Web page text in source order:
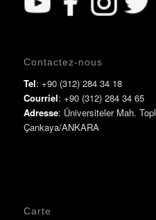
Contactez-nous
Tel: +90 (312) 284 34 18
Courriel: +90 (312) 284 34 65
Adresse: Üniversiteler Mah.
Çankaya/ANKARA
Carte